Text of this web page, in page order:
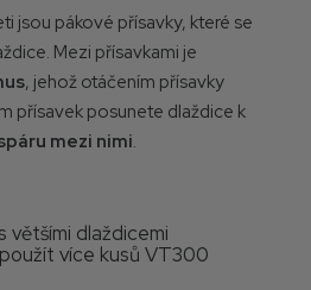
jsou pákové přísavky, které se
Mezi přísavkami je
, jehož otáčením přísavky
přísavek posunete dlaždice k
mezi nimi.
většími dlaždicemi
více kusů VT300